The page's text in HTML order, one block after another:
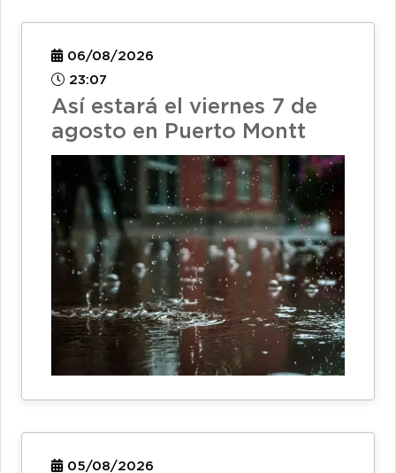
06/08/2026
23:07
Así estará el viernes 7 de
agosto en Puerto Montt
05/08/2026